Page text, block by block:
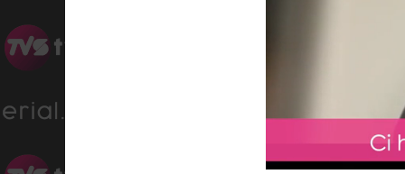
Unmute
Loaded:
0%
Progress:
0%